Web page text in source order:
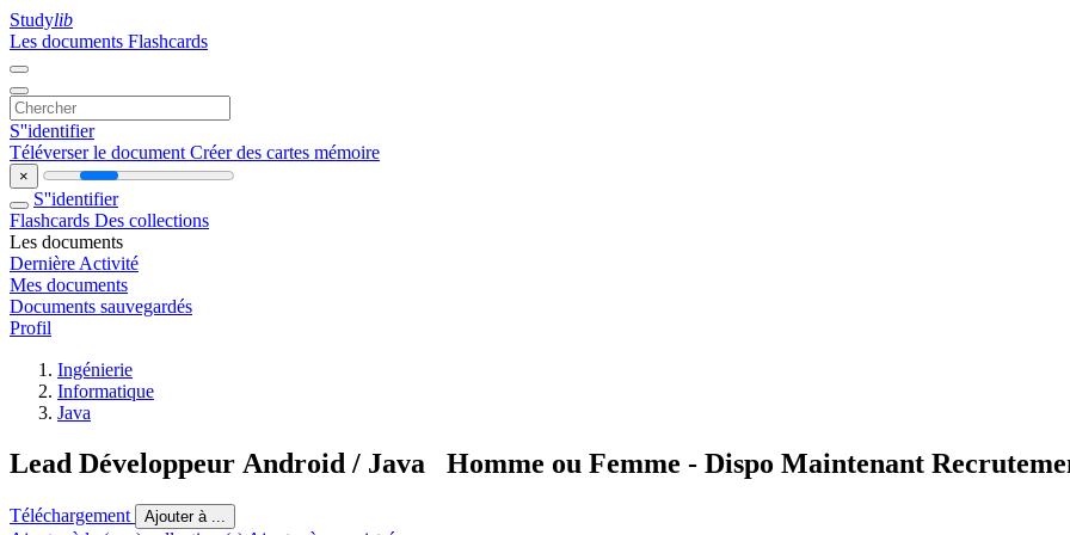
Studylib
Les documents Flashcards
S''identifier
Téléverser le document Créer des cartes mémoire
×
S''identifier
Flashcards Des collections
Les documents
Dernière Activité
Mes documents
Documents sauvegardés
Profil
Ingénierie
Informatique
Java
Lead Développeur Android / Java Homme ou Femme - Dispo Maintenant
Téléchargement Ajouter à ...